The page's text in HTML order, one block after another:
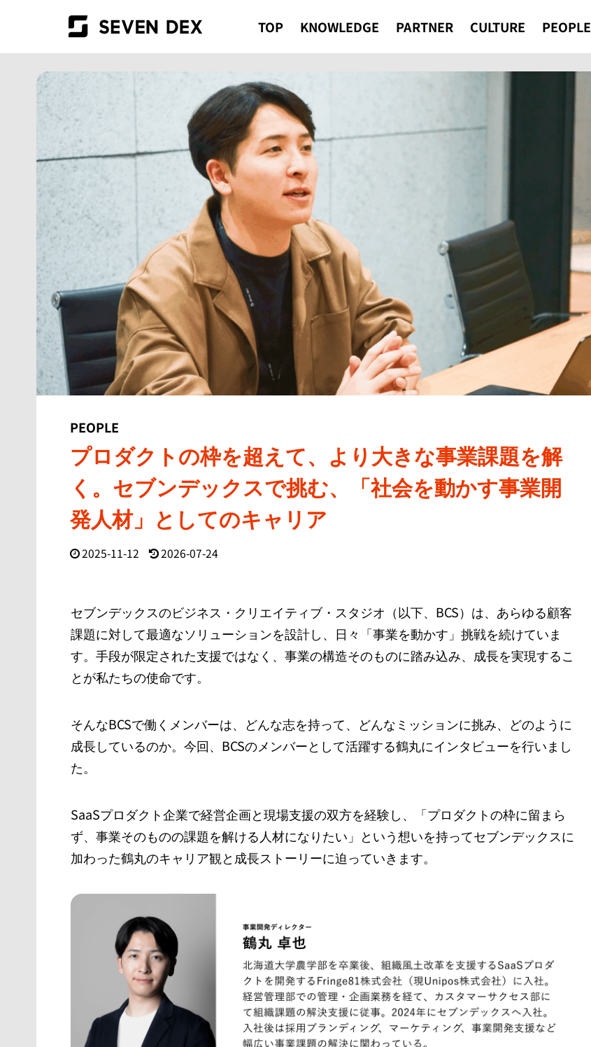
TOP KNOWLEDGE PARTNER CULTURE PEOPLE
PEOPLE
プロダクトの枠を超えて、より大きな事業課題を解
く。セブンデックスで挑む、「社会を動かす事業開
発人材」としてのキャリア
2025-11-12 2026-07-24
セブンデックスのビジネス・クリエイティブ・スタジオ（以下、BCS）は、あらゆる顧客
課題に対して最適なソリューションを設計し、日々「事業を動かす」挑戦を続けていま
す。手段が限定された支援ではなく、事業の構造そのものに踏み込み、成長を実現するこ
とが私たちの使命です。
そんなBCSで働くメンバーは、どんな志を持って、どんなミッションに挑み、どのように
成長しているのか。今回、BCSのメンバーとして活躍する鶴丸にインタビューを行いまし
た。
SaaSプロダクト企業で経営企画と現場支援の双方を経験し、「プロダクトの枠に留まら
ず、事業そのものの課題を解ける人材になりたい」という想いを持ってセブンデックスに
加わった鶴丸のキャリア観と成長ストーリーに迫っていきます。